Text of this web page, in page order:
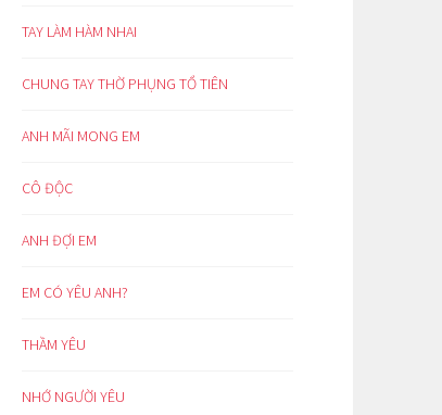
TAY LÀM HÀM NHAI
CHUNG TAY THỜ PHỤNG TỔ TIÊN
ANH MÃI MONG EM
CÔ ĐỘC
ANH ĐỢI EM
EM CÓ YÊU ANH?
THẦM YÊU
NHỚ NGƯỜI YÊU